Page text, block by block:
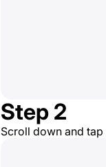
Step 2
Scroll down and tap